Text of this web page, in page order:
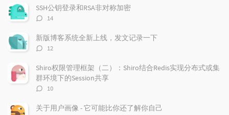
数：
SSH公钥登录和RSA非对称加密
评
数：
14
新版博客系统全新上线，发文记录一下
评
数：
12
Shiro权限管理框架（二）：Shiro结合Redis实现分布式或集
群环境下的Session共享
评
数：
10
关于用户画像 - 它可能比你还了解你自己